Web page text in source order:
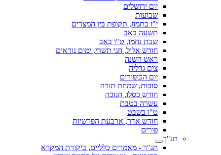
יום ירושלים
שבועות
י"ז בתמוז, תקופת בין המצרים
תשעה באב
שבת נחמו, ט"ו באב
חודש אלול, חגי תשרי, ימים נוראים
ראש השנה
צום גדליה
יום הכיפורים
סוכות, שמחת תורה
חודש כסלו, חנוכה
עשרה בטבת
ט"ו בשבט
חודש אדר, ארבעת הפרשיות
פורים
תנ"ך
תנ"ך - מאמרים כלליים, ביקורת המקרא